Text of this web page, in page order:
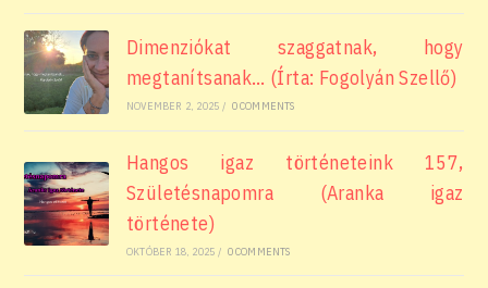
Dimenziókat szaggatnak, hogy
megtanítsanak… (Írta: Fogolyán Szellő)
NOVEMBER 2, 2025 / 0 COMMENTS
Hangos igaz történeteink 157,
Születésnapomra (Aranka igaz
története)
OKTÓBER 18, 2025 / 0 COMMENTS